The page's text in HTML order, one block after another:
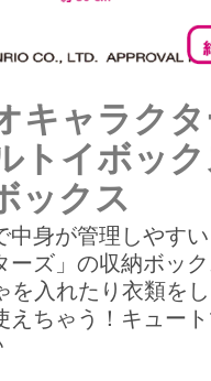
キャラク
トイボッ
ックス
中身が管理しやす
ーズ」の収納ボッ
入れたり衣類を
えちゃう！キュー